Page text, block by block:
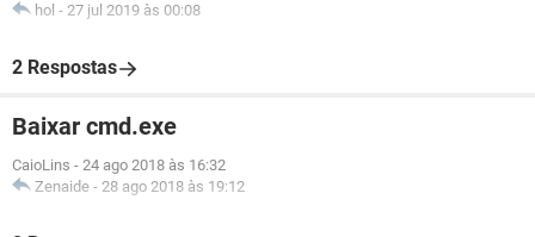
hol - 27 jul 2019 às 00:08
2 Respostas
Baixar cmd.exe
CaioLins - 24 ago 2018 às 16:32
Zenaide - 28 ago 2018 às 19:12